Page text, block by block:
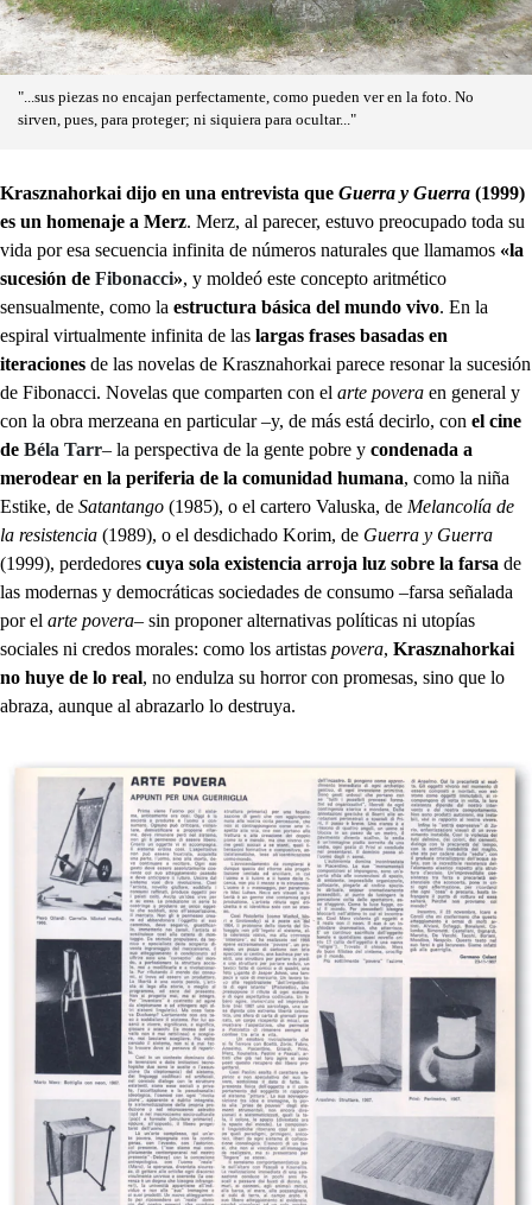
"...sus piezas no encajan perfectamente, como pueden ver en la foto. No
sirven, pues, para proteger; ni siquiera para ocultar..."
Krasznahorkai dijo en una entrevista que Guerra y Guerra (1999)
es un homenaje a Merz. Merz, al parecer, estuvo preocupado toda su
vida por esa secuencia infinita de números naturales que llamamos «la
sucesión de Fibonacci», y moldeó este concepto aritmético
sensualmente, como la estructura básica del mundo vivo. En la
espiral virtualmente infinita de las largas frases basadas en
iteraciones de las novelas de Krasznahorkai parece resonar la sucesión
de Fibonacci. Novelas que comparten con el arte povera en general y
con la obra merzeana en particular –y, de más está decirlo, con el cine
de Béla Tarr– la perspectiva de la gente pobre y condenada a
merodear en la periferia de la comunidad humana, como la niña
Estike, de Satantango (1985), o el cartero Valuska, de Melancolía de
la resistencia (1989), o el desdichado Korim, de Guerra y Guerra
(1999), perdedores cuya sola existencia arroja luz sobre la farsa de
las modernas y democráticas sociedades de consumo –farsa señalada
por el arte povera– sin proponer alternativas políticas ni utopías
sociales ni credos morales: como los artistas povera, Krasznahorkai
no huye de lo real, no endulza su horror con promesas, sino que lo
abraza, aunque al abrazarlo lo destruya.